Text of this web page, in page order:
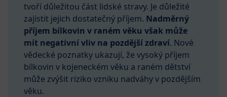
tvoří důležitou část lidské stravy. Je důležité
zajistit jejich dostatečný příjem. Nadměrný
příjem bílkovin v raném věku však může
mít negativní vliv na pozdější zdraví. Nové
vědecké poznatky ukazují, že vysoký příjem
bílkovin v kojeneckém věku a raném dětství
může zvýšit riziko vzniku nadváhy v pozdějším
věku.